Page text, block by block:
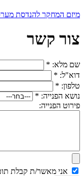
מיזם המחקר להנדסת
צור קשר
שם מלא: *
דוא"ל: *
טלפון: *
נושא הפנייה: *
פירוט הפנייה:
אני מאשר/ת קבלת